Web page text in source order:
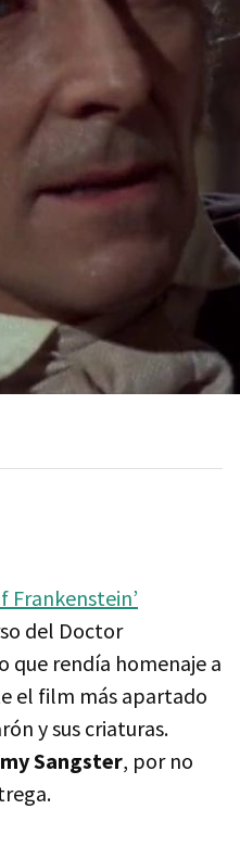
Frankenstein’
del Doctor
que rendía homenaje a
el film más apartado
y sus criaturas.
Sangster, por no